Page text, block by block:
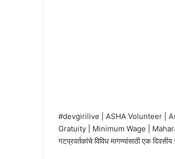
#devgirilive | ASHA Volunteer |
Gratuity | Minimum Wage |
गटप्रवर्तकांचे विविध मागण्यांसाठी एक